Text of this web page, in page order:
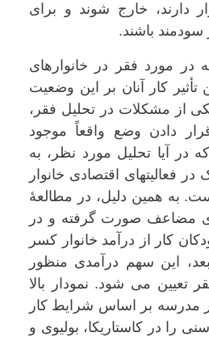
خارج شوند و برای
باشند.
مورد فقر در خانوارهای
کار آنان بر این وضعیت
از مشکلات در تحلیل فقر،
دادن وضع واقعاً موجود
آیا تحلیل مورد نظر، به
اقتصادی خانوار
به همین دلیل، در مطالعۀ
مضاعف صورت گرفته و در
کار از درآمد خانوار کسر
این سهم درآمدی منظور
می شود. نمودار بالا
بر اساس شرایط کار
در کاستاریکا، بولیوی و